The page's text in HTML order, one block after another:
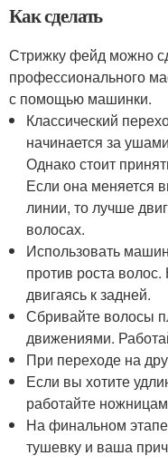
Как сделать
Стрижку фейд можно
профессионального
с помощью машинки.
Классический
начинается за
Однако стоит
Если она меняется
линии, то лучше
волосах.
Использовать
против роста
двигаясь к задней.
Сбривайте волосы
движениями.
При переходе на
Если вы хотите
работайте
На финальном
тушевку и ваша